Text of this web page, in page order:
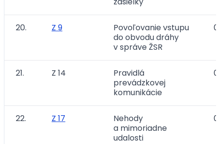
20. Z 9
Povoľovanie vstupu
do obvodu dráhy
v správe ŽSR
21. Z 14
Pravidlá
prevádzkovej
komunikácie
22. Z 17
Nehody
a mimoriadne
udalosti